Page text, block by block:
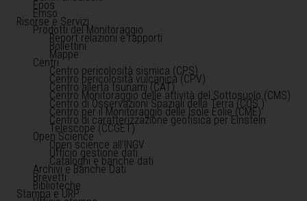
Epos
Emso
Risorse e Servizi
Prodotti del Monitoraggio
Report relazioni e rapporti
Bollettini
Mappe
Centri
Centro pericolosità sismica (CPS)
Centro pericolosità vulcanica (CPV)
Centro allerta tsunami (CAT)
Centro Monitoraggio delle attività del Sottosuolo (CMS)
Centro di Osservazioni Spaziali della Terra (COS )
Centro per il Monitoraggio delle Isole Eolie (CME)
Centro di caratterizzazione geofisica per Einstein
Telescope (CCGET)
Open Science
Open science all'INGV
Ufficio gestione dati
Cataloghi e banche dati
Archivi e Banche Dati
Brevetti
Biblioteche
Stampa e URP